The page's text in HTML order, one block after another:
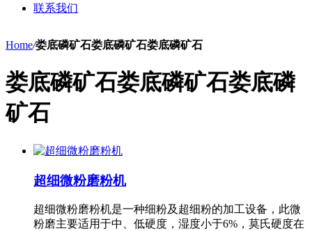
联系我们
Home/娄底磷矿石娄底磷矿石娄底磷矿石
娄底磷矿石娄底磷矿石娄底磷
矿石
超细微粉磨粉机
超细微粉磨粉机是一种细粉及超细粉的加工设备，此微
粉磨主要适用于中、低硬度，湿度小于6%，莫氏硬度在